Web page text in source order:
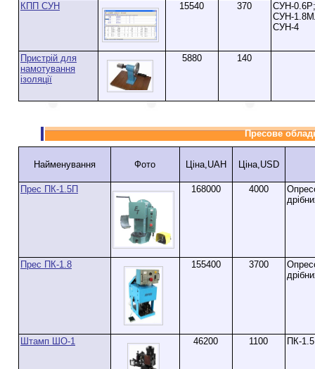
КПП СУН 15540 370
СУН-0.6Р;
СУН-
СУН-4
Пристрій для
намотування
ізоляції
5880 140
Пресове
Найменування Фото Ціна,UAH Ціна,USD
Прес ПК-1.5П 168000 4000
Прес ПК-1.8 155400 3700
Штамп ШО-1 46200 1100 ПК-